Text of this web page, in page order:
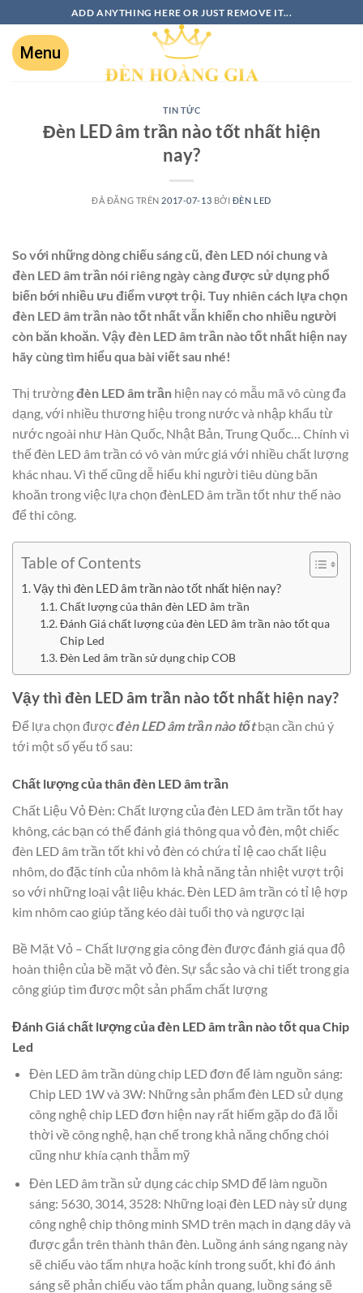
ADD ANYTHING HERE OR JUST REMOVE IT...
TIN TỨC
Đèn LED âm trần nào tốt nhất hiện
nay?
ĐÃ ĐĂNG TRÊN 2017-07-13 BỞI ĐÈN LED
So với những dòng chiếu sáng cũ, đèn LED nói chung và
đèn LED âm trần nói riêng ngày càng được sử dụng phổ
biến bới nhiều ưu điểm vượt trội. Tuy nhiên cách lựa chọn
đèn LED âm trần nào tốt nhất vẫn khiến cho nhiều người
còn băn khoăn. Vậy đèn LED âm trần nào tốt nhất hiện nay
hãy cùng tìm hiểu qua bài viết sau nhé!
Thị trườngđèn LED âm trần hiện nay có mẫu mã vô cùng đa
dạng, với nhiều thương hiệu trong nước và nhập khẩu từ
nước ngoài như Hàn Quốc, Nhật Bản, Trung Quốc… Chính vì
thế đèn LED âm trần có vô vàn mức giá với nhiều chất lượng
khác nhau. Vì thế cũng dễ hiểu khi người tiêu dùng băn
khoăn trong việc lựa chọn đènLED âm trần tốt như thế nào
để thi công.
Table of Contents
Vậy thì đèn LED âm trần nào tốt nhất hiện nay?
Chất lượng của thân đèn LED âm trần
Đánh Giá chất lượng của đèn LED âm trần nào tốt qua
Chip Led
Đèn Led âm trần sử dụng chip COB
Vậy thì đèn LED âm trần nào tốt nhất hiện nay?
Để lựa chọn đượcđèn LED âm trần nào tốtbạn cần chú ý
tới một số yếu tố sau:
Chất lượng của thân đèn LED âm trần
Chất Liệu Vỏ Đèn: Chất lượng của đèn LED âm trần tốt hay
không, các bạn có thể đánh giá thông qua vỏ đèn, một chiếc
đèn LED âm trần tốt khi vỏ đèn có chứa tỉ lệ cao chất liệu
nhôm, do đặc tính của nhôm là khả năng tản nhiệt vượt trội
so với những loại vật liệu khác. Đèn LED âm trần có tỉ lệ hợp
kim nhôm cao giúp tăng kéo dài tuổi thọ và ngược lại
Bề Mặt Vỏ – Chất lượng gia công đèn được đánh giá qua độ
hoàn thiện của bề mặt vỏ đèn. Sự sắc sảo và chi tiết trong gia
công giúp tìm được một sản phẩm chất lượng
Đánh Giá chất lượng của đèn LED âm trần nào tốt qua Chip
Led
Đèn LED âm trần dùng chip LED đơn để làm nguồn sáng:
Chip LED 1W và 3W: Những sản phẩm đèn LED sử dụng
công nghệ chip LED đơn hiện nay rất hiếm gặp do đã lỗi
thời về công nghệ, hạn chế trong khả năng chống chói
cũng như khía cạnh thẫm mỹ
Đèn LED âm trần sử dụng các chip SMD để làm nguồn
sáng: 5630, 3014, 3528: Những loại đèn LED này sử dụng
công nghệ chip thông minh SMD trên mạch in dạng dây và
được gắn trên thành thân đèn. Luồng ánh sáng ngang này
sẽ chiếu vào tấm nhựa hoặc kính trong suốt, khi đó ánh
sáng sẽ phản chiếu vào tấm phản quang, luồng sáng sẽ